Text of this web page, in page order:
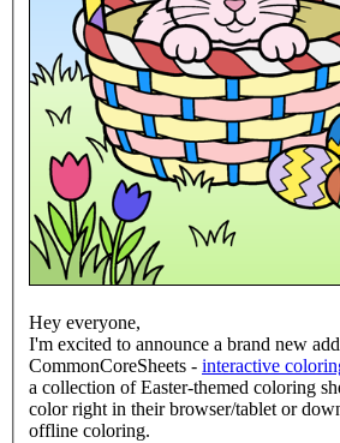
Hey everyone,
I'm excited to announce a brand new
CommonCoreSheets - interactive
a collection of Easter-themed coloring
color right in their browser/tablet or
offline coloring.